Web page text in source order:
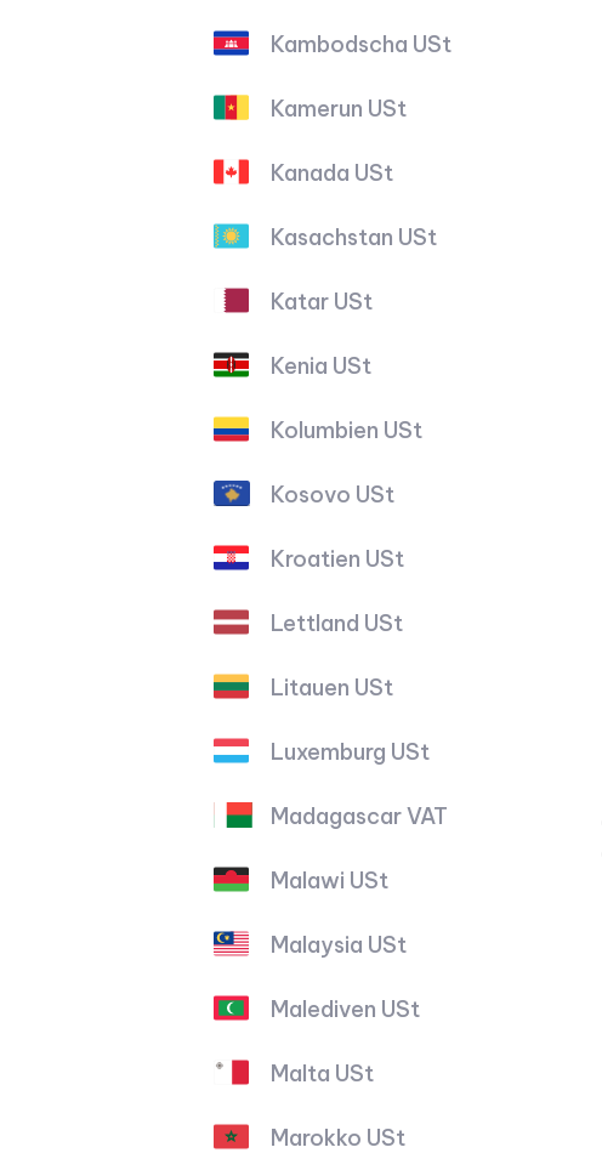
Kambodscha USt
Kamerun USt
Kanada USt
Kasachstan USt
Katar USt
Kenia USt
Kolumbien USt
Kosovo USt
Kroatien USt
Lettland USt
Litauen USt
Luxemburg USt
Madagascar VAT
Malawi USt
Malaysia USt
Malediven USt
Malta USt
Marokko USt